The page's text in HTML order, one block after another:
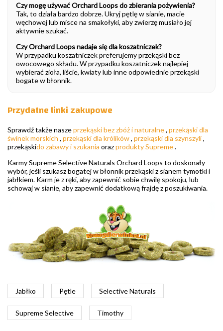
Czy mogę używać Orchard Loops do zbierania pożywienia?
Tak, to działa bardzo dobrze. Ukryj pętlę w sianie, macie
węchowej lub misce na smakołyki, aby zwierzę musiało jej
aktywnie szukać.
Czy Orchard Loops nadaje się dla koszatniczek?
W przypadku koszatniczek preferujemy przekąski bez
owocowego składu. W przypadku koszatniczek najlepiej
wybierać zioła, liście, kwiaty lub inne odpowiednie przekąski
bogate w błonnik.
Przydatne linki zakupowe
Sprawdź także naszeprzekąski bez zbóż i naturalne, przekąski dla
świnek morskich , przekąski dla królików, przekąski dla szynszyli,
przekąskido zabawy i szukania orazprodukty Supreme.
Karmy Supreme Selective Naturals Orchard Loops to doskonały
wybór, jeśli szukasz bogatej w błonnik przekąski z sianem tymotki i
jabłkiem. Karm je z ręki, aby zapewnić sobie chwilę spokoju, lub
schowaj w sianie, aby zapewnić dodatkową frajdę z poszukiwania.
Jabłko Pętle Selective Naturals
Supreme Selective Timothy